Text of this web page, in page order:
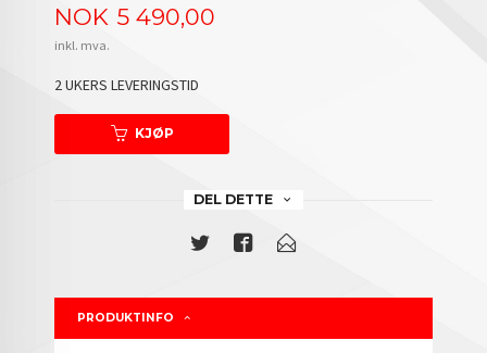
Pris
NOK 5 490,00
inkl. mva.
2 UKERS LEVERINGSTID
KJØP
DEL DETTE
PRODUKTINFO